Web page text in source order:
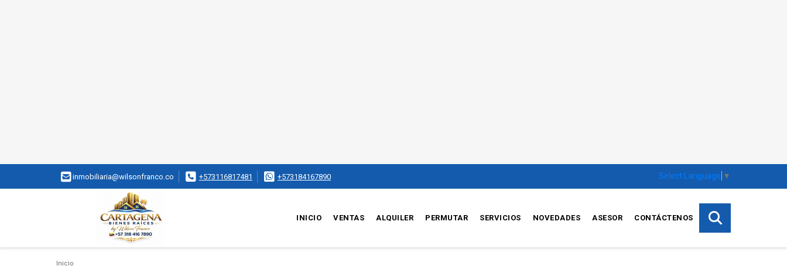
inmobiliaria@wilsonfranco.co +573116817481 +573184167890 Select Language ▼
INICIO VENTAS ALQUILER PERMUTAR SERVICIOS NOVEDADES ASESOR CONTÁCTENOS
Inicio